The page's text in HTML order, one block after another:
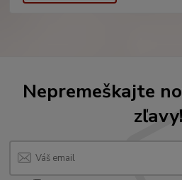
Nepremeškajte
zľavy!